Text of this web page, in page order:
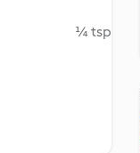
¼ tsp